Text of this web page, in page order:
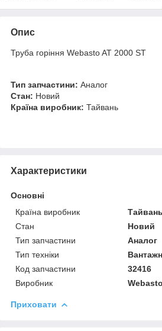
Опис
Труба горіння Webasto AT 2000 ST
Тип запчастини: Аналог
Стан: Новий
Країна виробник: Тайвань
Характеристики
Основні
Країна виробник
Тайвань
Стан
Новий
Тип запчастини
Аналог
Тип техніки
Код запчастини
32416
Виробник
Webasto
Приховати